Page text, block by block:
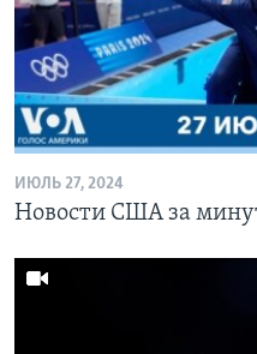
ИЮЛЬ 27, 2024
Новости США за